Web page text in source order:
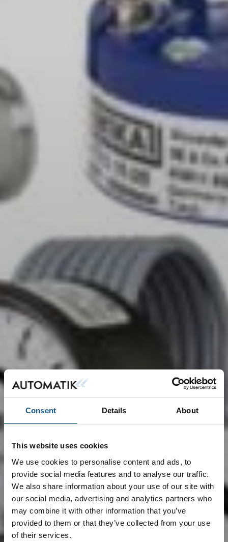
Consent Details About
This website uses cookies
We use cookies to personalise content and ads, to
provide social media features and to analyse our traffic.
We also share information about your use of our site with
our social media, advertising and analytics partners who
may combine it with other information that you’ve
provided to them or that they’ve collected from your use
of their services.